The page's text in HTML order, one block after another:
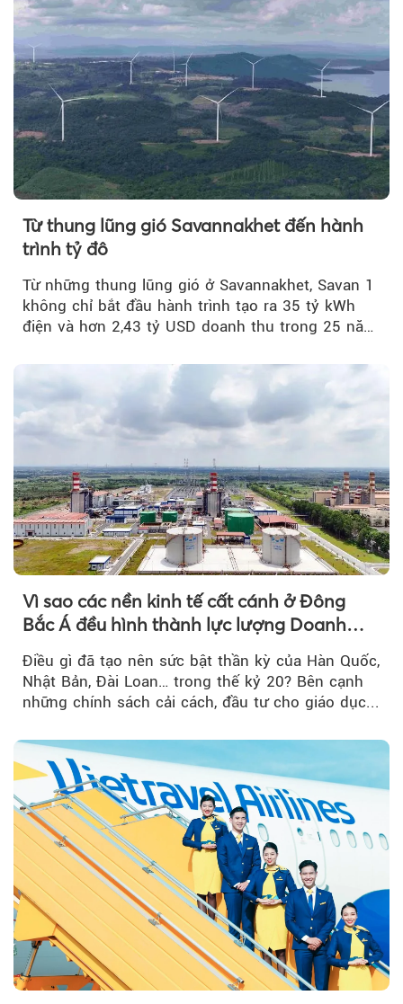
Từ thung lũng gió Savannakhet đến hành
trình tỷ đô
Từ những thung lũng gió ở Savannakhet, Savan 1
không chỉ bắt đầu hành trình tạo ra 35 tỷ kWh
điện và hơn 2,43 tỷ USD doanh thu trong 25 năm
Vì sao các nền kinh tế cất cánh ở Đông
Bắc Á đều hình thành lực lượng Doanh
nghiệp Quốc gia?
Điều gì đã tạo nên sức bật thần kỳ của Hàn Quốc,
Nhật Bản, Đài Loan… trong thế kỷ 20? Bên cạnh
những chính sách cải cách, đầu tư cho giáo dục...